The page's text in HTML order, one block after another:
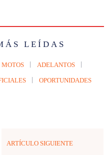
LEÍDAS
MOTOS ADELANTOS
OPORTUNIDADES
ARTÍCULO SIGUIENTE